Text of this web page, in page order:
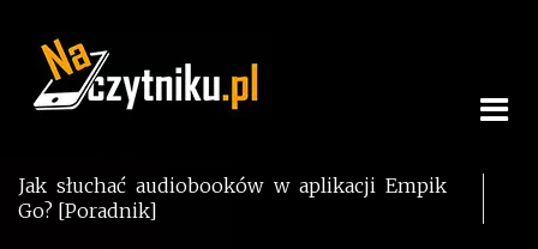
content
Jak słuchać audiobooków w aplikacji Empik
Go? [Poradnik]